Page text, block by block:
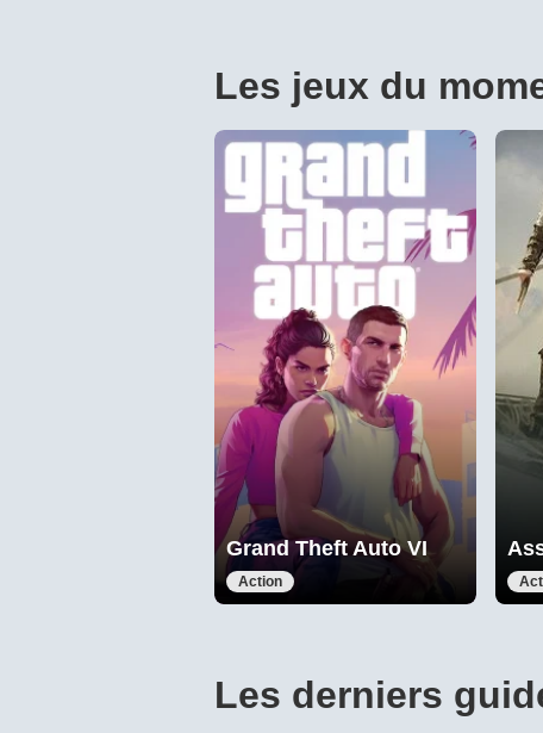
Les jeux du
Grand Theft Auto VI
Action
Les derniers